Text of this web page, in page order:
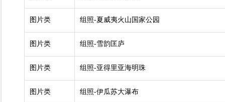
图片类 组照-夏威夷火山国家公园
图片类 组照-雪韵匡庐
图片类 组照-亚得里亚海明珠
图片类 组照-伊瓜苏大瀑布